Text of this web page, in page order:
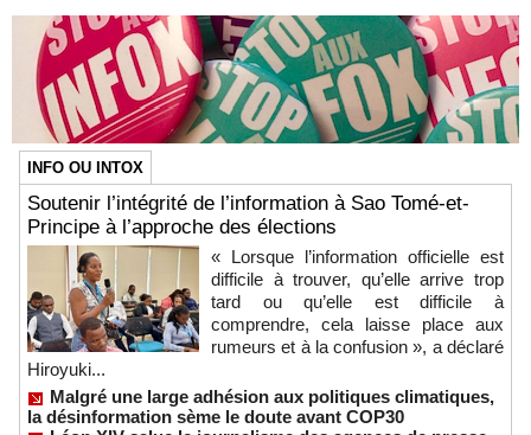
INFO OU INTOX
Soutenir l’intégrité de l’information à Sao Tomé-et-
Principe à l’approche des élections
« Lorsque l’information officielle est
difficile à trouver, qu’elle arrive trop
tard ou qu’elle est difficile à
comprendre, cela laisse place aux
rumeurs et à la confusion », a déclaré
Hiroyuki...
Malgré une large adhésion aux politiques climatiques,
la désinformation sème le doute avant COP30